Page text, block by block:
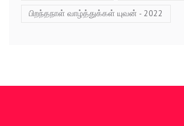
பிறந்தநாள் வாழ்த்துக்கள் யுவன் - 2022